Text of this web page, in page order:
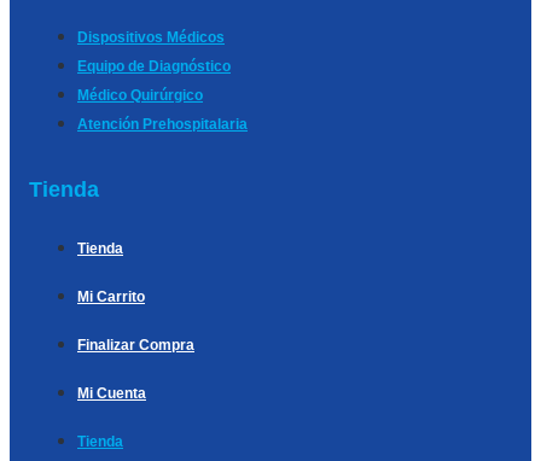
Dispositivos Médicos
Equipo de Diagnóstico
Médico Quirúrgico
Atención Prehospitalaria
Tienda
Tienda
Mi Carrito
Finalizar Compra
Mi Cuenta
Tienda